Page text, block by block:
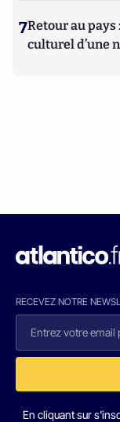
7Retour au
culturel d’une
RECEVEZ NOTRE
En cliquant sur